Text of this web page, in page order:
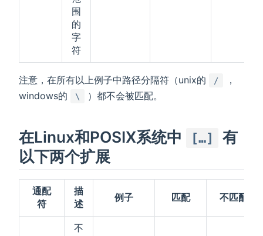
围
的
字
符
注意，在所有以上例子中路径分隔符（unix的 /
，
windows的
\ ）都不会被匹配。
在Linux和POSIX系统中 […]
有
以下两个扩展
通配
符
描
述
例子 匹配 不匹配
不